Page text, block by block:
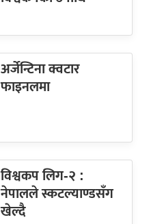
अर्जेन्टिना क्वटार
फाइनलमा
विश्वकप लिग-२ :
नेपालले स्कटल्याण्डसँग
खेल्दै